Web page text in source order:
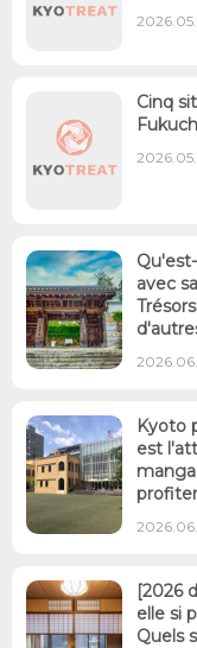
Cinq
avec
Kyoto
est
[2026
elle si
Quels